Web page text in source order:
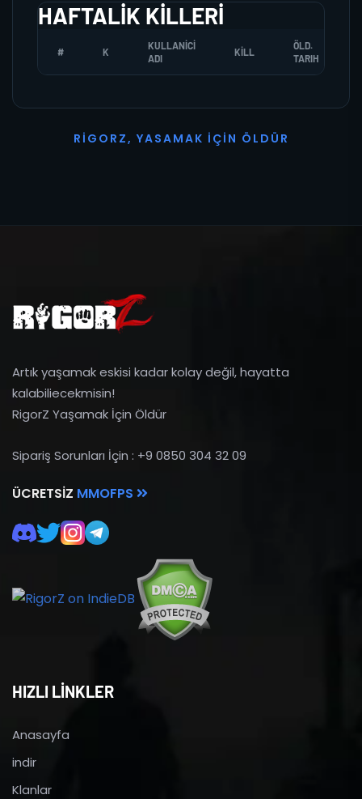
HAFTALIK KILLERI
# K
KULLANICI
ADI
KILL
ÖLD.
TARIH
R I G O R Z, YASAMAK İ ÇI N Ö L D Ü R
Artık yaşamak eskisi kadar kolay değil, hayatta
kalabiliecekmisin!
RigorZ Yaşamak İçin Öldür
Sipariş Sorunları İçin : +9 0850 304 32 09
ÜCRETSIZ MMOFPS
HIZLI LİNKLER
Anasayfa
indir
Klanlar